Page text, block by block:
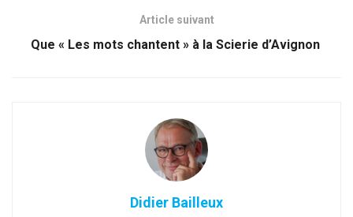
Article suivant
Que « Les mots chantent » à la Scierie d’Avignon
Didier Bailleux